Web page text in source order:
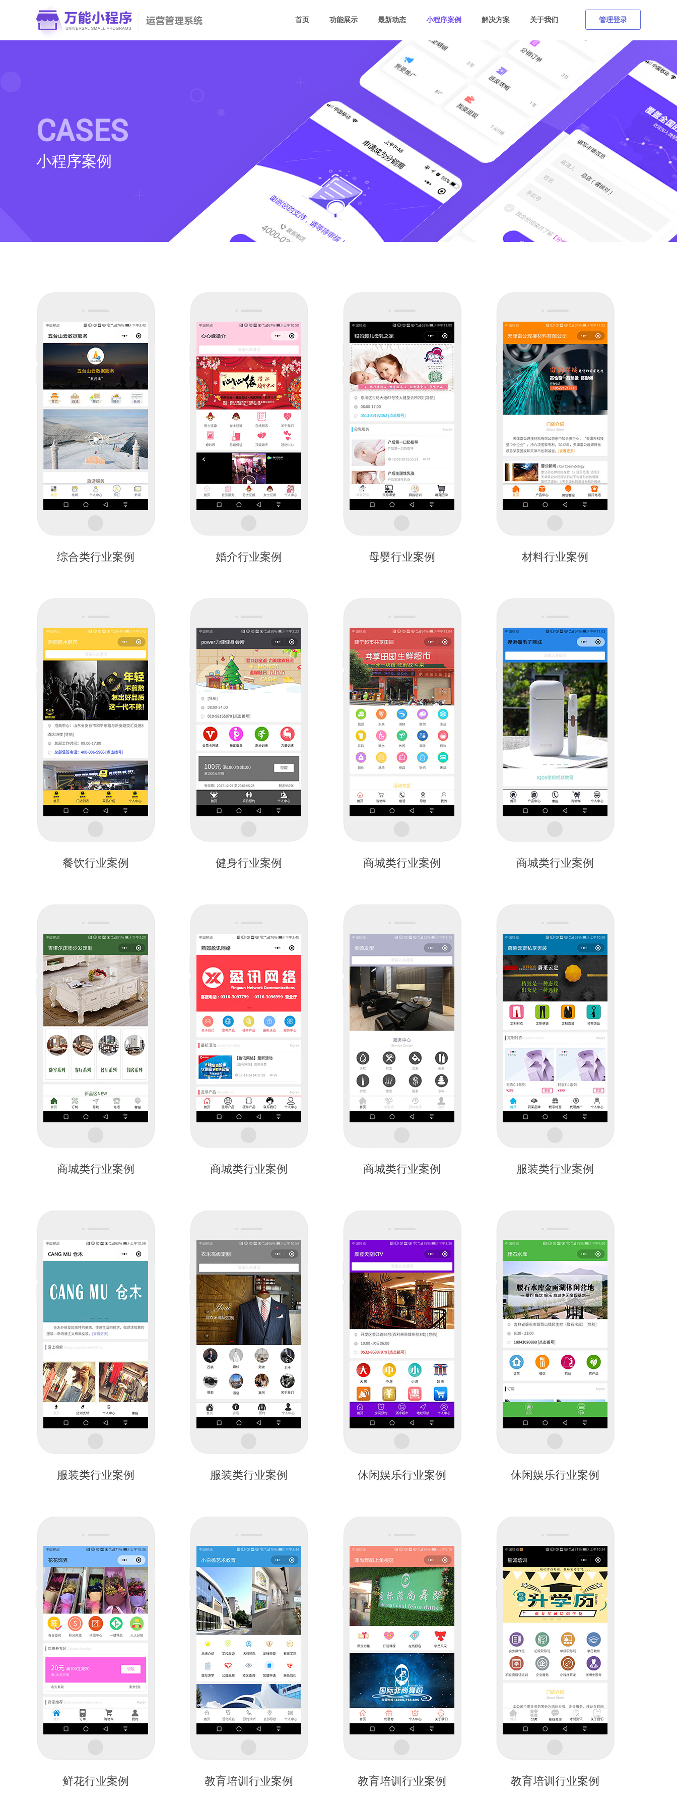
首页 功能展示 最新动态 小程序案例 解决方案 关于我们 管理登录
CASES
小程序案例
综合类行业案例 婚介行业案例 母婴行业案例 材料行业案例
餐饮行业案例 健身行业案例 商城类行业案例 商城类行业案例
商城类行业案例 商城类行业案例 商城类行业案例 服装类行业案例
服装类行业案例 服装类行业案例 休闲娱乐行业案例 休闲娱乐行业案例
鲜花行业案例 教育培训行业案例 教育培训行业案例 教育培训行业案例